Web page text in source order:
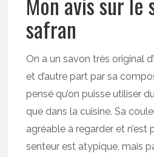
safran
On a un savon très original
et d’autre part par sa
pensé qu’on puisse utiliser
que dans la cuisine. Sa
agréable à regarder et n’est
senteur est atypique, mais